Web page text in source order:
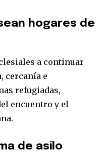
hogares de
a continuar
cercanía e
refugiadas,
encuentro y el
de asilo